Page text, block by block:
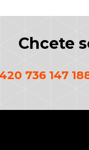
Chcete
736 147